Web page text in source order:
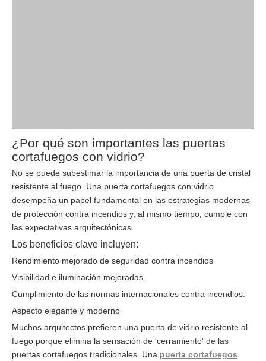
¿Por qué son importantes las puertas
cortafuegos con vidrio?
No se puede subestimar la importancia de una puerta de cristal
resistente al fuego. Una puerta cortafuegos con vidrio
desempeña un papel fundamental en las estrategias modernas
de protección contra incendios y, al mismo tiempo, cumple con
las expectativas arquitectónicas.
Los beneficios clave incluyen:
Rendimiento mejorado de seguridad contra incendios
Visibilidad e iluminación mejoradas.
Cumplimiento de las normas internacionales contra incendios.
Aspecto elegante y moderno
Muchos arquitectos prefieren una puerta de vidrio resistente al
fuego porque elimina la sensación de 'cerramiento' de las
puertas cortafuegos tradicionales. Una puerta cortafuegos